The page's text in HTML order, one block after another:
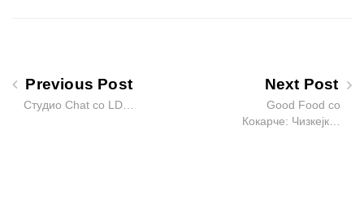
Previous Post
Студио Chat со LD…
Next Post
Good Food со
Кокарче: Чизкејк…